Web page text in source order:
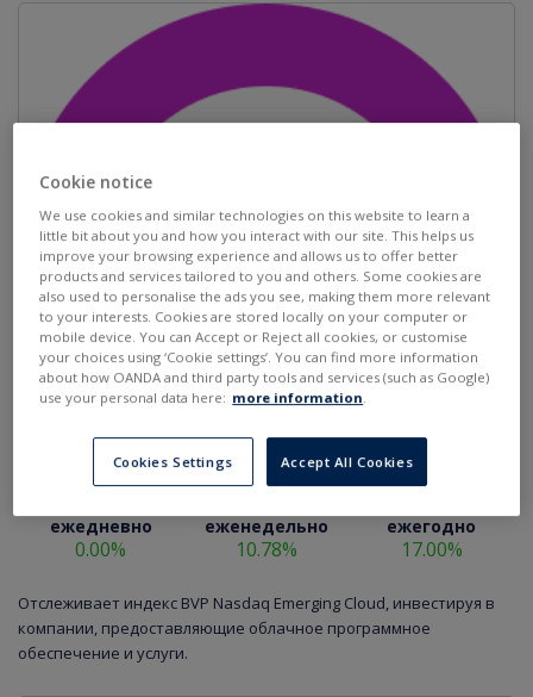
ежедневно
0.00%
еженедельно
10.78%
ежегодно
17.00%
Отслеживает индекс BVP Nasdaq Emerging Cloud, инвестируя в
компании, предоставляющие облачное программное
обеспечение и услуги.
Cookie notice
We use cookies and similar technologies on this website to learn a
little bit about you and how you interact with our site. This helps us
improve your browsing experience and allows us to offer better
products and services tailored to you and others. Some cookies are
also used to personalise the ads you see, making them more relevant
to your interests. Cookies are stored locally on your computer or
mobile device. You can Accept or Reject all cookies, or customise
your choices using ‘Cookie settings’. You can find more information
about how OANDA and third party tools and services (such as Google)
use your personal data here: more information
Cookies Settings Accept All Cookies